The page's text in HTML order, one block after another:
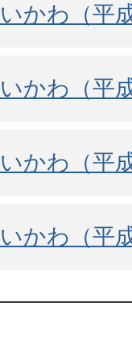
かわ（平
かわ（平
かわ（平
かわ（平